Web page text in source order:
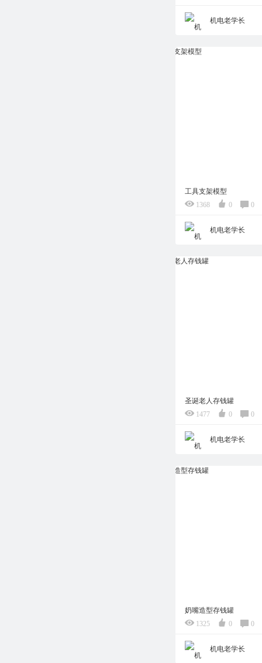
机电老学长
工具支架模型
1368
0 0
机电老学长
圣诞老人存钱罐
1477
0 0
机电老学长
奶嘴造型存钱罐
1325
0 0
机电老学长